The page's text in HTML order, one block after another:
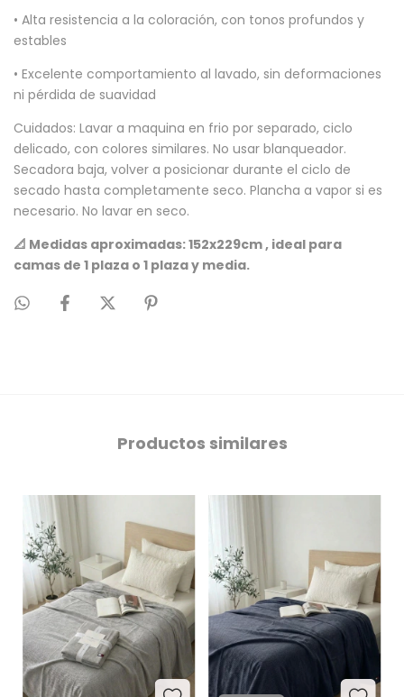
• Alta resistencia a la coloración, con tonos profundos y
estables
• Excelente comportamiento al lavado, sin deformaciones
ni pérdida de suavidad
Cuidados: Lavar a maquina en frio por separado, ciclo
delicado, con colores similares. No usar blanqueador.
Secadora baja, volver a posicionar durante el ciclo de
secado hasta completamente seco. Plancha a vapor si es
necesario. No lavar en seco.
📐 Medidas aproximadas: 152x229cm , ideal para
camas de 1 plaza o 1 plaza y media.
Productos similares